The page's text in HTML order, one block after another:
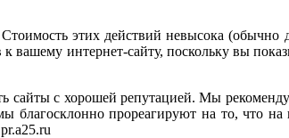
этих действий невысока (обычно
интернет-сайту, поскольку вы
с хорошей репутацией. Мы
благосклонно прореагируют на то, что